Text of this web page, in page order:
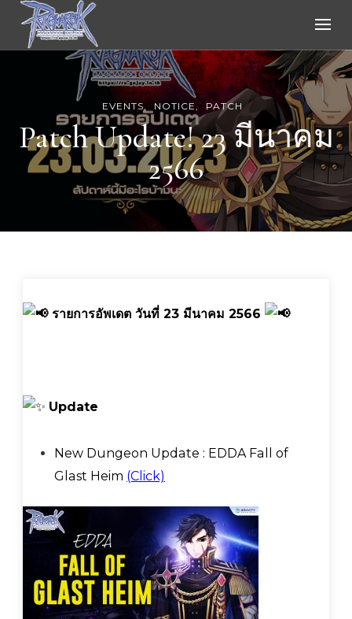
Ragnarok Online
EVENTS NOTICE PATCH
Patch Update! 23 มีนาคม
2566
รายการอัพเดต วันที่ 23 มีนาคม 2566
Update
New Dungeon Update : EDDA Fall of
Glast Heim (Click)